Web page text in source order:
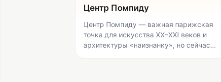
вдумчиво, а не «пробежать главное»:
становятся тесными.
Центр Помпиду
Центр Помпиду — важная парижская
точка для искусства XX–XXI веков и
архитектуры «наизнанку», но сейчас